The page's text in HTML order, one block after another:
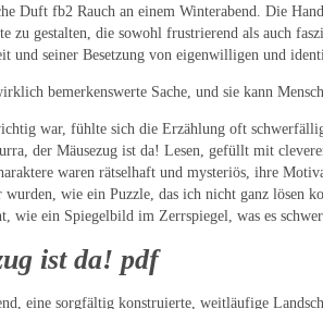
Duft fb2 Rauch an einem Winterabend. Die
zu gestalten, die sowohl frustrierend als auch
und seiner Besetzung von eigenwilligen und
bemerkenswerte Sache, und sie kann
war, fühlte sich die Erzählung oft
der Mäusezug ist da! Lesen, gefüllt mit
waren rätselhaft und mysteriös, ihre
wie ein Puzzle, das ich nicht ganz lösen
wie ein Spiegelbild im Zerrspiegel, was es
ist da! pdf
eine sorgfältig konstruierte, weitläufige